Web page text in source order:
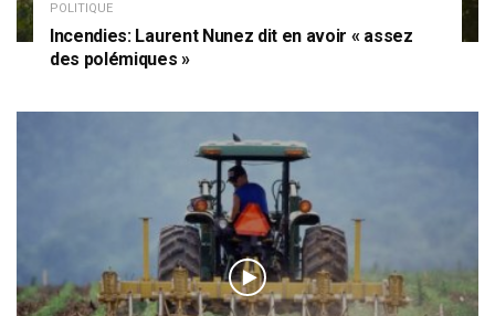
POLITIQUE
Incendies: Laurent Nunez dit en avoir « assez
des polémiques »